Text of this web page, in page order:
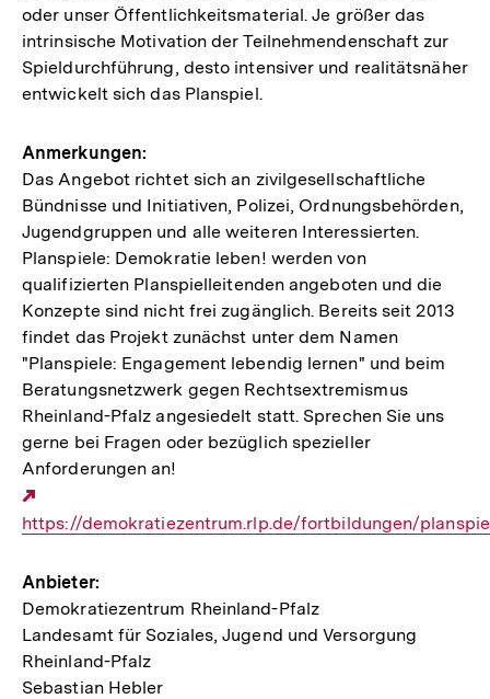
oder unser Öffentlichkeitsmaterial. Je größer das
intrinsische Motivation der Teilnehmendenschaft zur
Spieldurchführung, desto intensiver und realitätsnäher
entwickelt sich das Planspiel.
Anmerkungen:
Das Angebot richtet sich an zivilgesellschaftliche
Bündnisse und Initiativen, Polizei, Ordnungsbehörden,
Jugendgruppen und alle weiteren Interessierten.
Planspiele: Demokratie leben! werden von
qualifizierten Planspielleitenden angeboten und die
Konzepte sind nicht frei zugänglich. Bereits seit 2013
findet das Projekt zunächst unter dem Namen
"Planspiele: Engagement lebendig lernen" und beim
Beratungsnetzwerk gegen Rechtsextremismus
Rheinland-Pfalz angesiedelt statt. Sprechen Sie uns
gerne bei Fragen oder bezüglich spezieller
Anforderungen an!
Link:
https://demokratiezentrum.rlp.de/fortbildungen/
Anbieter:
Demokratiezentrum Rheinland-Pfalz
Landesamt für Soziales, Jugend und Versorgung
Rheinland-Pfalz
Sebastian Hebler